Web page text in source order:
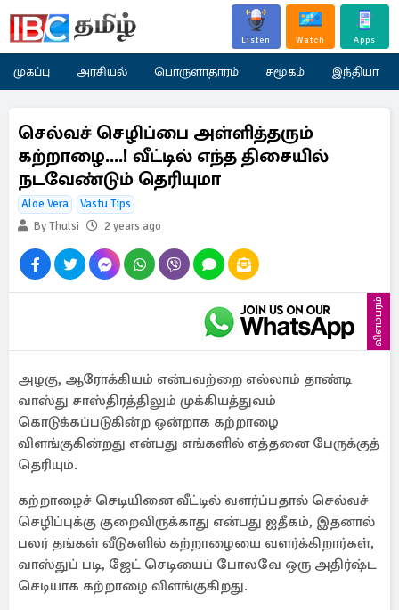
Listen Watch Apps
முகப்பு அரசியல் பொருளாதாரம் சமூகம் இந்தியா
செல்வச் செழிப்பை அள்ளித்தரும்
கற்றாழை....! வீட்டில் எந்த திசையில்
நடவேண்டும் தெரியுமா
Aloe Vera
Vastu Tips
By Thulsi
2 years ago
விளம்பரம்
அழகு, ஆரோக்கியம் என்பவற்றை எல்லாம் தாண்டி
வாஸ்து சாஸ்திரத்திலும் முக்கியத்துவம்
கொடுக்கப்படுகின்ற ஒன்றாக கற்றாழை
விளங்குகின்றது என்பது எங்களில் எத்தனை பேருக்குத்
தெரியும்.
கற்றாழைச் செடியினை வீட்டில் வளர்ப்பதால் செல்வச்
செழிப்புக்கு குறைவிருக்காது என்பது ஐதீகம், இதனால்
பலர் தங்கள் வீடுகளில் கற்றாழையை வளர்க்கிறார்கள்,
வாஸ்துப் படி, ஜேட் செடியைப் போலவே ஒரு அதிர்ஷ்ட
செடியாக கற்றாழை விளங்குகிறது.